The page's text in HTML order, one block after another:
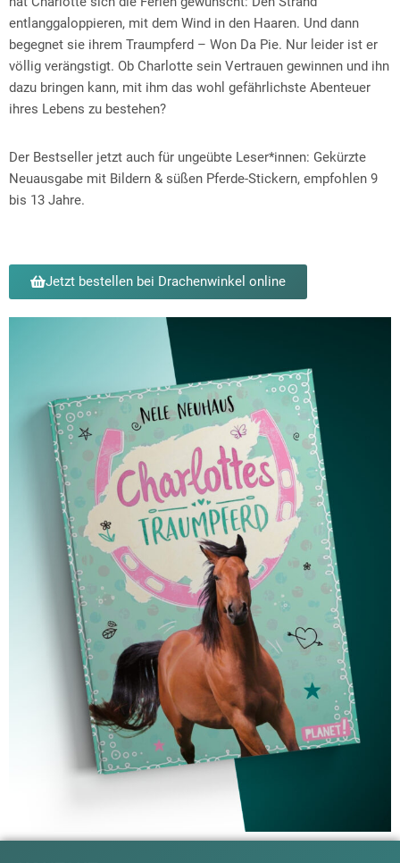
entlanggaloppieren, mit dem Wind in den Haaren. Und dann
begegnet sie ihrem Traumpferd – Won Da Pie. Nur leider ist er
völlig verängstigt. Ob Charlotte sein Vertrauen gewinnen und ihn
dazu bringen kann, mit ihm das wohl gefährlichste Abenteuer
ihres Lebens zu bestehen?
Der Bestseller jetzt auch für ungeübte Leser*innen: Gekürzte
Neuausgabe mit Bildern & süßen Pferde-Stickern, empfohlen 9
bis 13 Jahre.
Jetzt bestellen bei Drachenwinkel online